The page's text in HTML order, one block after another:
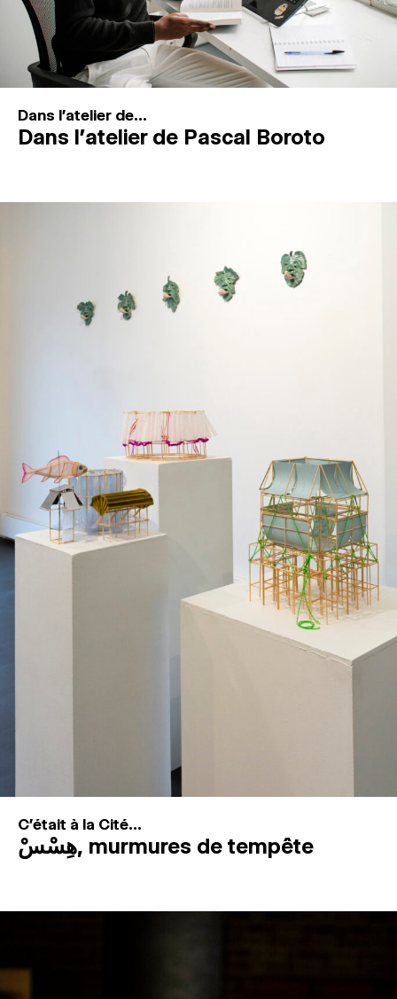
Recherche
Connexion
↓
Dans l'atelier de...
Dans l’atelier de Pascal Boroto
C'était à la Cité...
هِسْسْ, murmures de tempête